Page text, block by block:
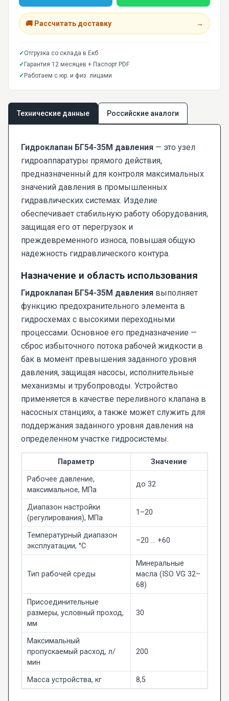
🚚 Рассчитать доставку →
✓Отгрузка со склада в Екб
✓ Гарантия 12 месяцев + Паспорт PDF
✓ Работаем с юр. и физ. лицами
Технические данные Российские аналоги
Гидроклапан БГ54-35М давления — это узел
гидроаппаратуры прямого действия,
предназначенный для контроля максимальных
значений давления в промышленных
гидравлических системах. Изделие
обеспечивает стабильную работу оборудования,
защищая его от перегрузок и
преждевременного износа, повышая общую
надежность гидравлического контура.
Назначение и область использования
Гидроклапан БГ54-35М давления выполняет
функцию предохранительного элемента в
гидросхемах с высокими переходными
процессами. Основное его предназначение —
сброс избыточного потока рабочей жидкости в
бак в момент превышения заданного уровня
давления, защищая насосы, исполнительные
механизмы и трубопроводы. Устройство
применяется в качестве переливного клапана в
насосных станциях, а также может служить для
поддержания заданного уровня давления на
определенном участке гидросистемы.
Параметр
Значение
Рабочее давление,
максимальное, МПа
до 32
Диапазон настройки
(регулирования), МПа
1–20
Температурный диапазон
эксплуатации, °C
–20 … +60
Тип рабочей среды
Минеральные
масла (ISO VG 32–
68)
Присоединительные
размеры, условный проход,
мм
30
Максимальный
пропускаемый расход, л/
мин
200
Масса устройства, кг 8,5